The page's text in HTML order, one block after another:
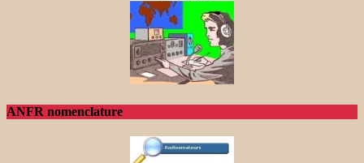
ANFR nomenclature